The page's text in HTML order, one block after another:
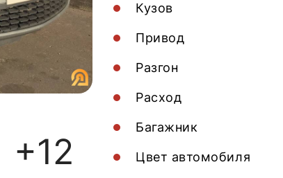
+12
Кузов
Привод
Разгон
Расход
Багажник
Цвет автомобиля